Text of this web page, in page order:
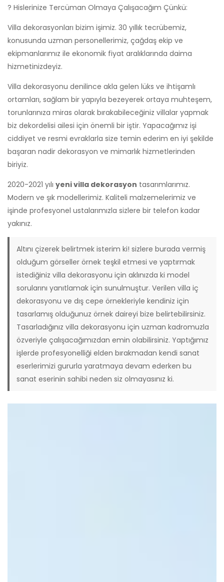
? Hislerinize Tercüman Olmaya Çalışacağım Çünkü:
Villa dekorasyonları bizim işimiz. 30 yıllık tecrübemiz,
konusunda uzman personellerimiz, çağdaş ekip ve
ekipmanlarımız ile ekonomik fiyat aralıklarında daima
hizmetinizdeyiz.
Villa dekorasyonu denilince akla gelen lüks ve ihtişamlı
ortamları, sağlam bir yapıyla bezeyerek ortaya muhteşem,
torunlarınıza miras olarak bırakabileceğiniz villalar yapmak
biz dekordelisi ailesi için önemli bir iştir. Yapacağımız işi
ciddiyet ve resmi evraklarla size temin ederim en iyi şekilde
başaran nadir dekorasyon ve mimarlık hizmetlerinden
biriyiz.
2020-2021 yılı yeni villa dekorasyon tasarımlarımız.
Modern ve şık modellerimiz. Kaliteli malzemelerimiz ve
işinde profesyonel ustalarımızla sizlere bir telefon kadar
yakınız.
Altını çizerek belirtmek isterim ki! sizlere burada vermiş
olduğum görseller örnek teşkil etmesi ve yaptırmak
istediğiniz villa dekorasyonu için aklınızda ki model
sorularını yanıtlamak için sunulmuştur. Verilen villa iç
dekorasyonu ve dış cepe örnekleriyle kendiniz için
tasarlamış olduğunuz örnek daireyi bize belirtebilirsiniz.
Tasarladığınız villa dekorasyonu için uzman kadromuzla
özveriyle çalışacağımızdan emin olabilirsiniz. Yaptığımız
işlerde profesyonelliği elden bırakmadan kendi sanat
eserlerimizi gururla yaratmaya devam ederken bu
sanat eserinin sahibi neden siz olmayasınız ki.